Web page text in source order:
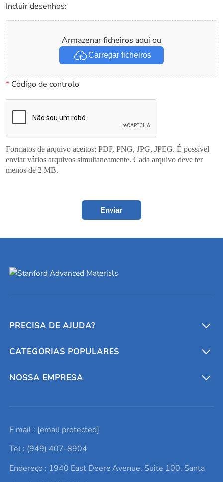
Incluir desenhos:
Armazenar ficheiros aqui ou
Carregar ficheiros
*Código de controlo
Formatos de arquivo aceitos: PDF, PNG, JPG, JPEG. É possível
enviar vários arquivos simultaneamente. Cada arquivo deve ter
menos de 2 MB.
Enviar
PRECISA DE AJUDA?
Conversores e calculadoras
Entre em contato conosco
Lista de consultas
Termos e Condições
CATEGORIAS POPULARES
Metais refratários
Elementos de terras raras
Alvos de pulverização catódica
NOSSA EMPRESA
Promoções atuais
Notícias e blogs
E mail : [email protected]
Tel : (949) 407-8904
Endereço : 1940 East Deere Avenue, Suite 100, Santa